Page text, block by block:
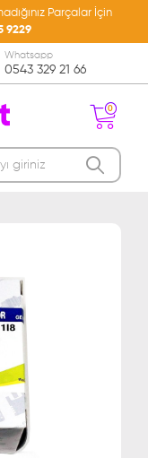
Parçalar İçin
9229
0543 329 21 66
Whatsapp
0
Ürün